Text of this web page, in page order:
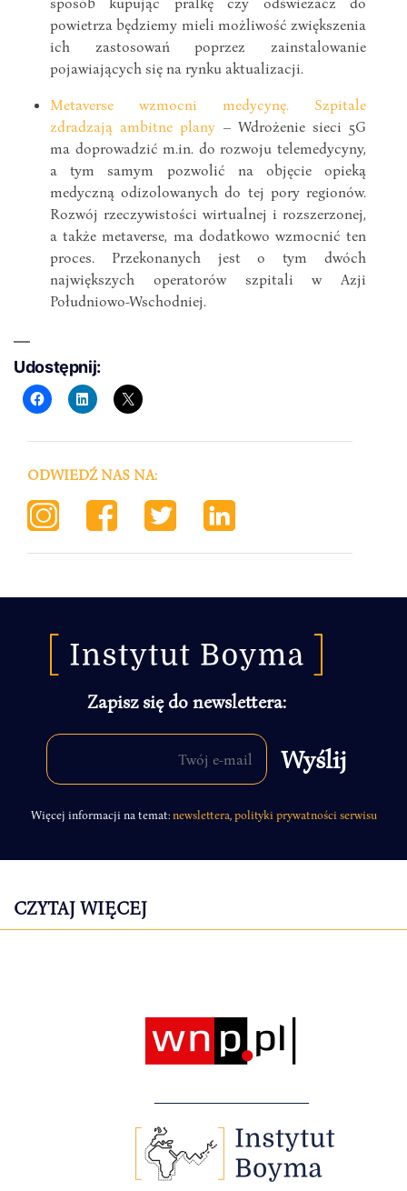
powietrza będziemy mieli możliwość zwiększenia
ich zastosowań poprzez zainstalowanie
pojawiających się na rynku aktualizacji.
Metaverse wzmocni medycynę. Szpitale
zdradzają ambitne plany – Wdrożenie sieci 5G
ma doprowadzić m.in. do rozwoju telemedycyny,
a tym samym pozwolić na objęcie opieką
medyczną odizolowanych do tej pory regionów.
Rozwój rzeczywistości wirtualnej i rozszerzonej,
a także metaverse, ma dodatkowo wzmocnić ten
proces. Przekonanych jest o tym dwóch
największych operatorów szpitali w Azji
Południowo-Wschodniej.
Udostępnij:
ODWIEDŹ NAS NA:
Zapisz się do newslettera:
Więcej informacji na temat:newslettera polityki prywatności serwisu
CZYTAJ WIĘCEJ